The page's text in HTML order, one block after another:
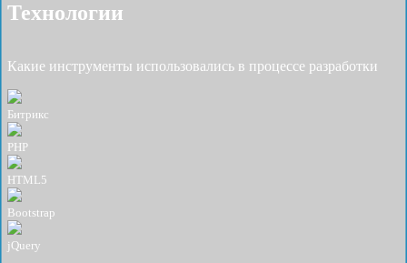
Технологии
Какие инструменты использовались в процессе разработки
Битрикс
PHP
HTML5
Bootstrap
jQuery